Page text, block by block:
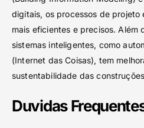
digitais, os processos de projeto
mais eficientes e precisos. Além
sistemas inteligentes, como
(Internet das Coisas), tem
sustentabilidade das
Duvidas